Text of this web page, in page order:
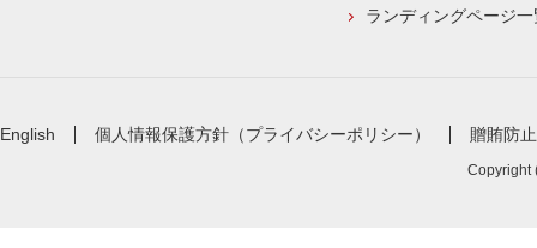
ランディングページ一
English 個人情報保護方針（プライバシーポリシー） 贈賄防
Copyright